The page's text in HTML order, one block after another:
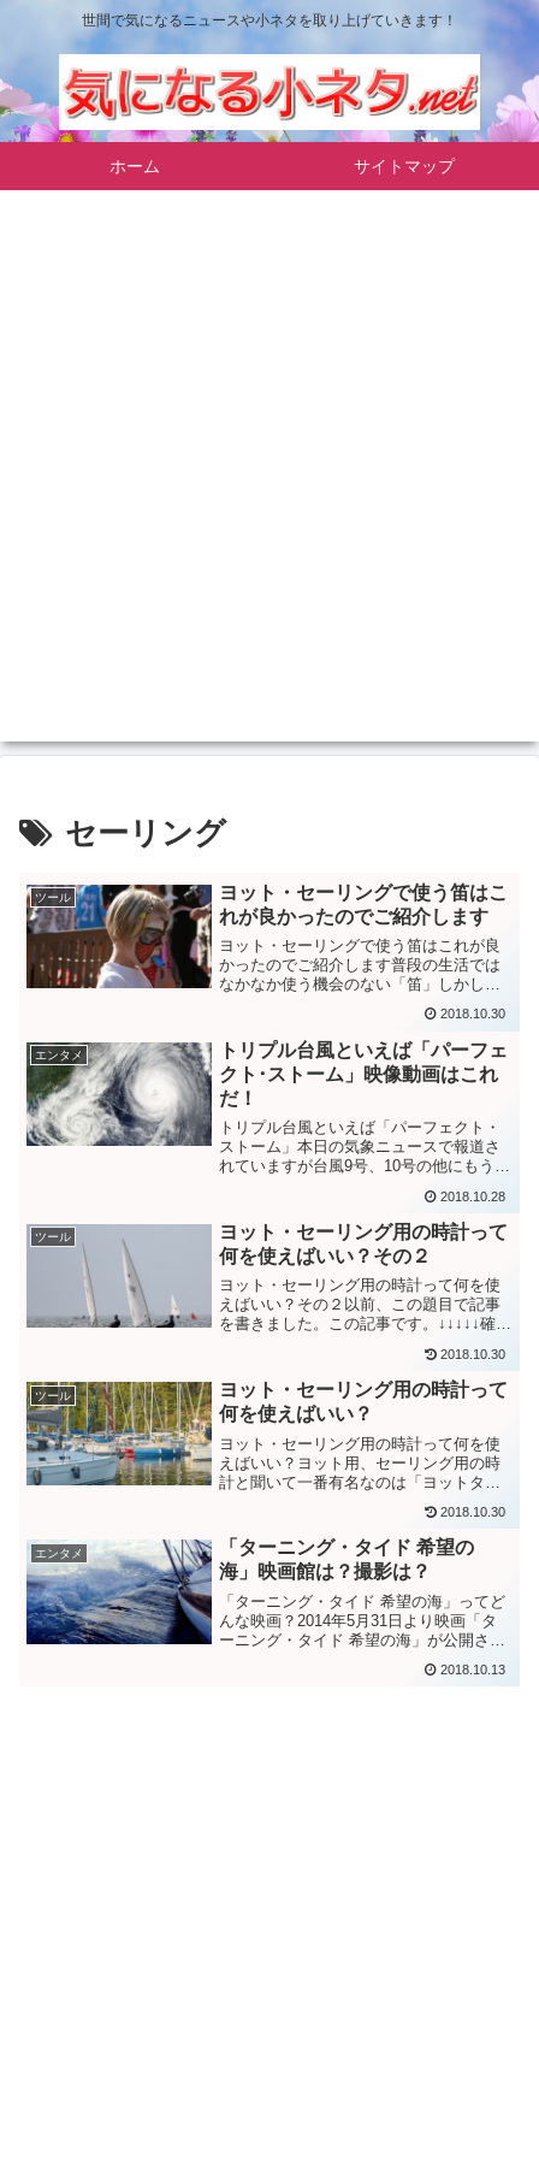
世間で気になるニュースや小ネタを取り上げていきます！
ホーム サイトマップ
セーリング
ツール
ヨット・セーリングで使う笛はこ
れが良かったのでご紹介します
ヨット・セーリングで使う笛はこれが良
かったのでご紹介します普段の生活では
なかなか使う機会のない「笛」しかし、
左右するかもしれない重要な存在であり
ます。ヨットやセーリングの練習やレー
スの時に私が実際に使って...
2018.10.30
エンタメ
トリプル台風といえば「パーフェ
クト･ストーム」映像動画はこれ
だ！
トリプル台風といえば「パーフェクト・
ストーム」本日の気象ニュースで報道さ
れていますが台風9号、10号の他にもう1
風」の状態になるかもしれないとのこ
と。1つの台風だけでも被害が大きくなっ
てしまうことがあるのに...
2018.10.28
ツール
ヨット・セーリング用の時計って
何を使えばいい？その２
ヨット・セーリング用の時計って何を使
えばいい？その２以前、この題目で記事
を書きました。この記事です。↓↓↓↓↓確
技中に必要な腕時計の機能として・電波
時刻補正・ソーラー充電・回転式方位ベ
ゼルが備わっていると...
2018.10.30
ツール
ヨット・セーリング用の時計って
何を使えばいい？
ヨット・セーリング用の時計って何を使
えばいい？ヨット用、セーリング用の時
計と聞いて一番有名なのは「ヨットタイ
べますが皆さんはどうですか？「ヨット
タイマー」機能というのは10分前や5分前
からスタートまでをカ...
2018.10.30
エンタメ
「ターニング・タイド 希望の
海」映画館は？撮影は？
「ターニング・タイド 希望の海」ってど
んな映画？2014年5月31日より映画「タ
ーニング・タイド 希望の海」が公開され
にした映画であり全国のセーラーにとっ
2018.10.13